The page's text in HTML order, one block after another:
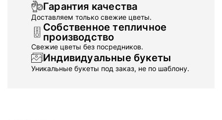
Гарантия качества
Доставляем только свежие цветы.
Собственное тепличное
производство
Свежие цветы без посредников.
Индивидуальные букеты
Уникальные букеты под заказ, не по шаблону.